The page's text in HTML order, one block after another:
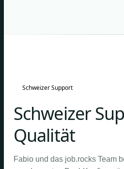
Schweizer Support
Schweizer
Qualität
Fabio und das job.rocks Team